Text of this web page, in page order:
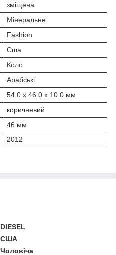
зміщена
Мінеральне
Fashion
Сша
Коло
Арабські
54.0 x 46.0 x 10.0 мм
коричневий
46 мм
2012
DIESEL
США
Чоловіча